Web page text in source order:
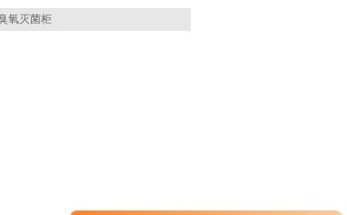
氧灭菌柜